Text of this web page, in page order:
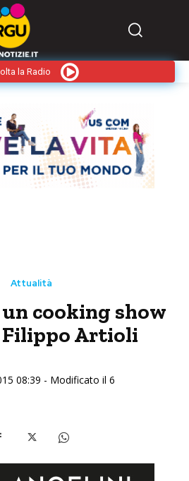
la Radio
Attualità
cooking show
Artioli
08:39 - Modificato il 6